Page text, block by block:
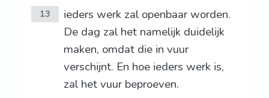
13
ieders werk zal openbaar worden.
De dag zal het namelijk duidelijk
maken, omdat die in vuur
verschijnt. En hoe ieders werk is,
zal het vuur beproeven.